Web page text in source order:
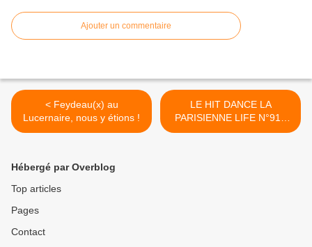
Ajouter un commentaire
< Feydeau(x) au
Lucernaire, nous y étions !
LE HIT DANCE LA
PARISIENNE LIFE N°91 -
08 DECEMBRE 2017 >
Hébergé par Overblog
Top articles
Pages
Contact